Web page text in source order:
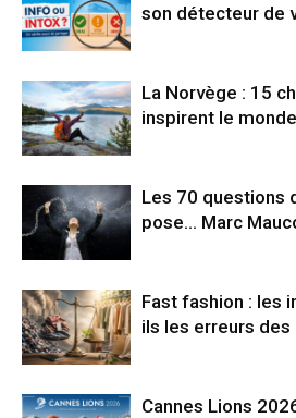
son détecteur de
La Norvège : 15
inspirent le monde
Les 70 questions
pose… Marc
Fast fashion : les
ils les erreurs des
Cannes Lions